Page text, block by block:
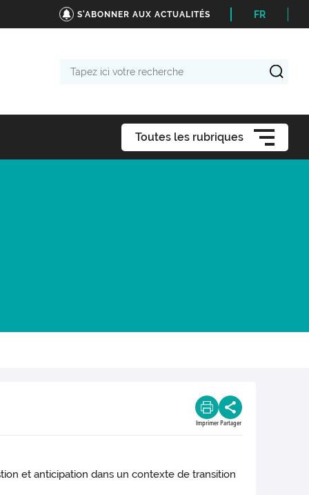
S'ABONNER AUX ACTUALITÉS FR
Toutes les rubriques
Imprimer Partager
et anticipation dans un contexte de transition